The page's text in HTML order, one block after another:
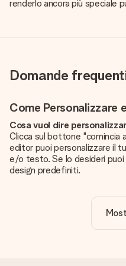
renderlo ancora più speciale
Domande
Come Personalizzare
Cosa vuol dire
Clicca sul bottone "comincia
editor puoi personalizzare il
e/o testo. Se lo desideri puoi
design predefiniti.
Certo! Il prezzo mostrato